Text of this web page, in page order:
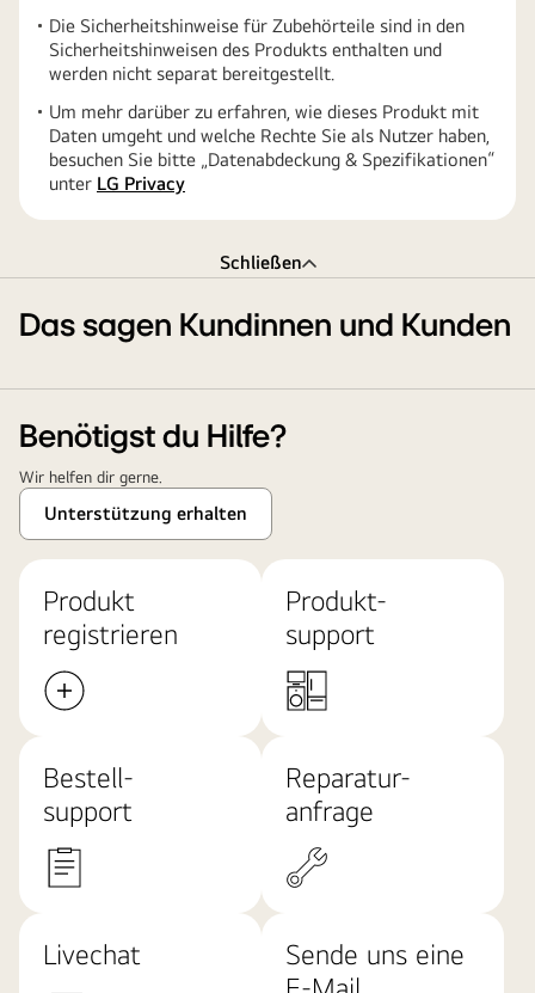
Die Sicherheitshinweise für Zubehörteile sind in den
Sicherheitshinweisen des Produkts enthalten und
werden nicht separat bereitgestellt.
Um mehr darüber zu erfahren, wie dieses Produkt mit
Daten umgeht und welche Rechte Sie als Nutzer haben,
besuchen Sie bitte „Datenabdeckung & Spezifikationen“
unter LG Privacy
Schließen
Das sagen Kundinnen und Kunden
Benötigst du Hilfe?
Wir helfen dir gerne.
Unterstützung erhalten
Produkt
registrieren
Produkt-
support
Bestell-
support
Reparatur-
anfrage
Livechat
Sende uns eine